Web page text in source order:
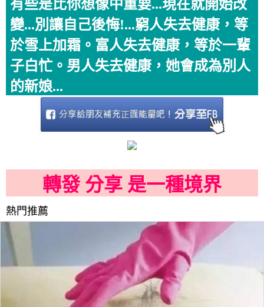
有些是比你想像中重要...現在就開始改
變...別讓自己後悔!...窮人失去健康，等
於雪上加霜。富人失去健康，等於一輩
子白忙。男人失去健康，她會成為別人
的新娘...
轉發 分享 是一種境界
熱門推薦